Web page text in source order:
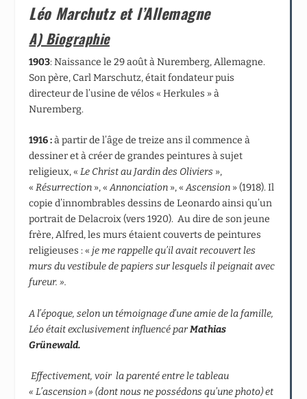
Léo Marchutz et l’Allemagne
A) Biographie
1903: Naissance le 29 août à Nuremberg, Allemagne.
Son père, Carl Marschutz, était fondateur puis
directeur de l’usine de vélos « Herkules » à
Nuremberg.
1916 :à partir de l’âge de treize ans il commence à
dessiner et à créer de grandes peintures à sujet
religieux, «Le Christ au Jardin des Oliviers »,
«Résurrection », «Annonciation », «Ascension » (1918). Il
copie d’innombrables dessins de Leonardo ainsi qu’un
portrait de Delacroix (vers 1920). Au dire de son jeune
frère, Alfred, les murs étaient couverts de peintures
religieuses : «je me rappelle qu’il avait recouvert les
murs du vestibule de papiers sur lesquels il peignait avec
fureur. ».
A l’époque, selon un témoignage d’une amie de la famille,
Léo était exclusivement influencé parMathias
Grünewald.
Effectivement, voir la parenté entre le tableau
« L’ascension » (dont nous ne possédons qu’une photo) et